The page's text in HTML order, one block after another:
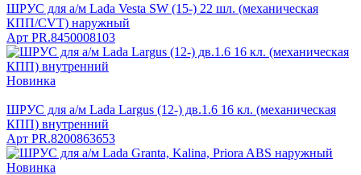
ШРУС для а/м Lada Vesta SW (15-) 22 шл. (механическая
КПП/CVT) наружный
Арт PR.8450008103
Новинка
ШРУС для а/м Lada Largus (12-) дв.1.6 16 кл. (механическая
КПП) внутренний
Арт PR.8200863653
Новинка